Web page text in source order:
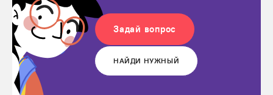
Задай вопрос
НАЙДИ НУЖНЫЙ